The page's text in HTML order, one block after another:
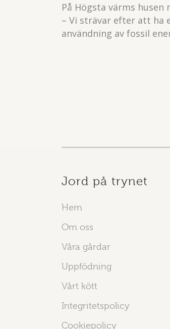
På Högsta värms
– Vi strävar efter att ha
användning av fossil
Jord på trynet
Hem
Om oss
Våra gårdar
Uppfödning
Vårt kött
Integritetspolicy
Cookiepolicy